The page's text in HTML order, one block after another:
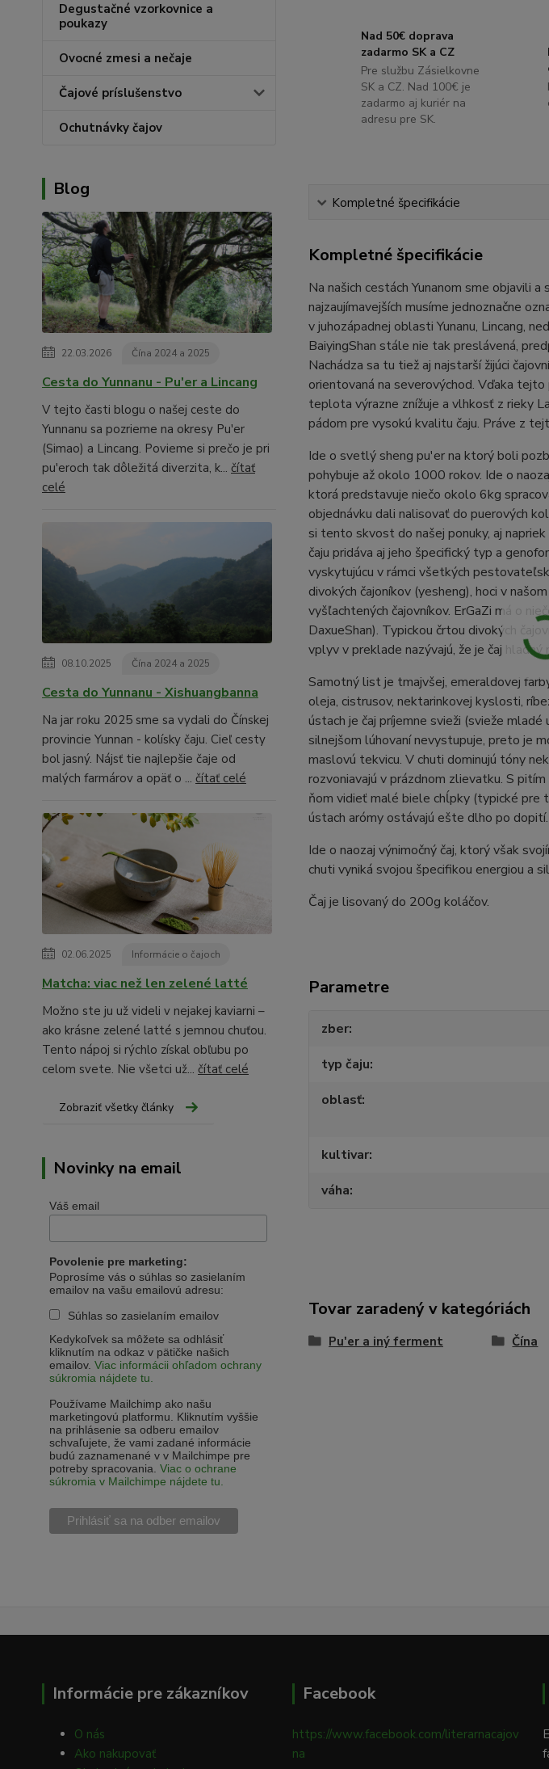
Degustačné vzorkovnice a
poukazy
Ovocné zmesi a nečaje
Čajové príslušenstvo
Ochutnávky čajov
Blog
22.03.2026 Čína 2024 a 2025
Cesta do Yunnanu - Pu'er a Lincang
V tejto časti blogu o našej ceste do
Yunnanu sa pozrieme na okresy Pu'er
(Simao) a Lincang. Povieme si prečo je pri
pu'eroch tak dôležitá diverzita, k... čítať
celé
08.10.2025 Čína 2024 a 2025
Cesta do Yunnanu - Xishuangbanna
Na jar roku 2025 sme sa vydali do Čínskej
provincie Yunnan - kolísky čaju. Cieľ cesty
bol jasný. Nájsť tie najlepšie čaje od
malých farmárov a opäť o ... čítať celé
02.06.2025 Informácie o čajoch
Matcha: viac než len zelené latté
Možno ste ju už videli v nejakej kaviarni –
ako krásne zelené latté s jemnou chuťou.
Tento nápoj si rýchlo získal obľubu po
celom svete. Nie všetci už... čítať celé
Zobraziť všetky články
Novinky na email
Váš email
Povolenie pre marketing:
Poprosíme vás o súhlas so zasielaním
emailov na vašu emailovú adresu:
Súhlas so zasielaním emailov
Kedykoľvek sa môžete sa odhlásiť
kliknutím na odkaz v pätičke našich
emailov. Viac informácii ohľadom ochrany
súkromia nájdete tu.
Používame Mailchimp ako našu
marketingovú platformu. Kliknutím vyššie
na prihlásenie sa odberu emailov
schvaľujete, že vami zadané informácie
budú zaznamenané v v Mailchimpe pre
potreby spracovania. Viac o ochrane
súkromia v Mailchimpe nájdete tu.
Nad 50€ doprava
zadarmo SK a CZ
Pre službu Zásielkovne
SK a CZ. Nad 100€ je
zadarmo aj kuriér na
adresu pre SK.
Kompletné špecifikácie
Kompletné špecifikácie
Na našich cestách Yunanom sme objavili
najzaujímavejších musíme jednoznačne
v juhozápadnej oblasti Yunanu, Lincang,
BaiyingShan stále nie tak preslávená,
Nachádza sa tu tiež aj najstarší žijúci
orientovaná na severovýchod. Vďaka
teplota výrazne znížuje a vlhkosť z rieky
pádom pre vysokú kvalitu čaju. Práve z
Ide o svetlý sheng pu'er na ktorý boli
pohybuje až okolo 1000 rokov. Ide o
ktorá predstavuje niečo okolo 6kg
objednávku dali nalisovať do puerových
si tento skvost do našej ponuky, aj
čaju pridáva aj jeho špecifický typ a
vyskytujúcu v rámci všetkých
divokých čajoníkov (yesheng), hoci v
vyšľachtených čajovníkov. ErGaZi má o
DaxueShan). Typickou črtou divokých
vplyv v preklade nazývajú, že je čaj hladný
Samotný list je tmajvšej, emeraldovej
oleja, cistrusov, nektarinkovej kyslosti,
ústach je čaj príjemne svieži (svieže
silnejšom lúhovaní nevystupuje, preto je
maslovú tekvicu. V chuti dominujú tóny
rozvoniavajú v prázdnom zlievatku. S
ňom vidieť malé biele chĺpky (typické pre
ústach arómy ostávajú ešte dlho po dopití.
Ide o naozaj výnimočný čaj, ktorý však
chuti vyniká svojou špecifikou energiou a
Čaj je lisovaný do 200g koláčov.
Parametre
zber
typ čaju
oblasť
kultivar
váha
Tovar zaradený v kategóriách
Pu'er a iný ferment Čína
Informácie pre zákazníkov
O nás
Ako nakupovať
Facebook
https://www.facebook.com/literarnacajov
na